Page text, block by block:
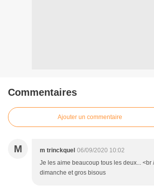
Commentaires
Ajouter un commentaire
M m trinckquel 06/09/2020 10:02
Je les aime beaucoup tous les deux... <br
dimanche et gros bisous